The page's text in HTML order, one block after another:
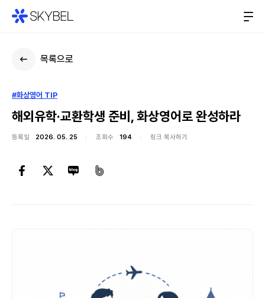
목록으로
#화상영어 TIP
해외유학·교환학생 준비, 화상영어로 완성하라
등록일 2026. 05. 25 조회수 194 링크 복사하기